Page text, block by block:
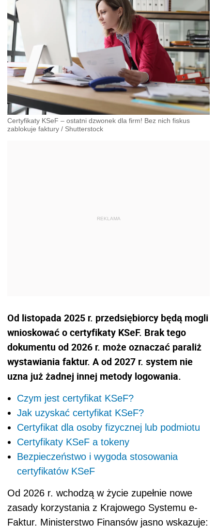
Certyfikaty KSeF – ostatni dzwonek dla firm! Bez nich fiskus
zablokuje faktury / Shutterstock
Od listopada 2025 r. przedsiębiorcy będą mogli
wnioskować o certyfikaty KSeF. Brak tego
dokumentu od 2026 r. może oznaczać paraliż
wystawiania faktur. A od 2027 r. system nie
uzna już żadnej innej metody logowania.
Czym jest certyfikat KSeF?
Jak uzyskać certyfikat KSeF?
Certyfikat dla osoby fizycznej lub podmiotu
Certyfikaty KSeF a tokeny
Bezpieczeństwo i wygoda stosowania
certyfikatów KSeF
Od 2026 r. wchodzą w życie zupełnie nowe
zasady korzystania z Krajowego Systemu e-
Faktur. Ministerstwo Finansów jasno wskazuje: